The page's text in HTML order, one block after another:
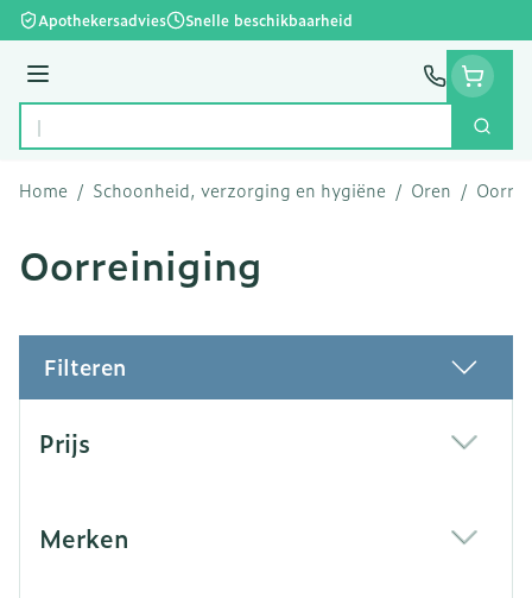
Ga naar de inhoud
Apothekersadvies Snelle beschikbaarheid
Menu
Product, merk, categorie...
Zoek
Home / Schoonheid, verzorging en hygiëne / Oren /
Oorreiniging
Filteren
Prijs
Merken